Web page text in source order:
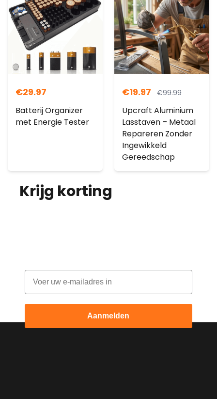
€29.97
Batterij Organizer
met Energie Tester
€19.97 €99.99
Upcraft Aluminium
Lasstaven – Metaal
Repareren Zonder
Ingewikkeld
Gereedschap
Krijg korting
Email
Aanmelden